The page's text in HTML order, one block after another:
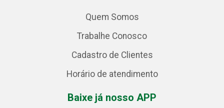
Quem Somos
Trabalhe Conosco
Cadastro de Clientes
Horário de atendimento
Baixe já nosso APP